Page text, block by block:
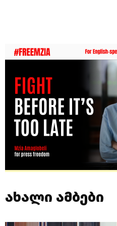
ახალი ამბები